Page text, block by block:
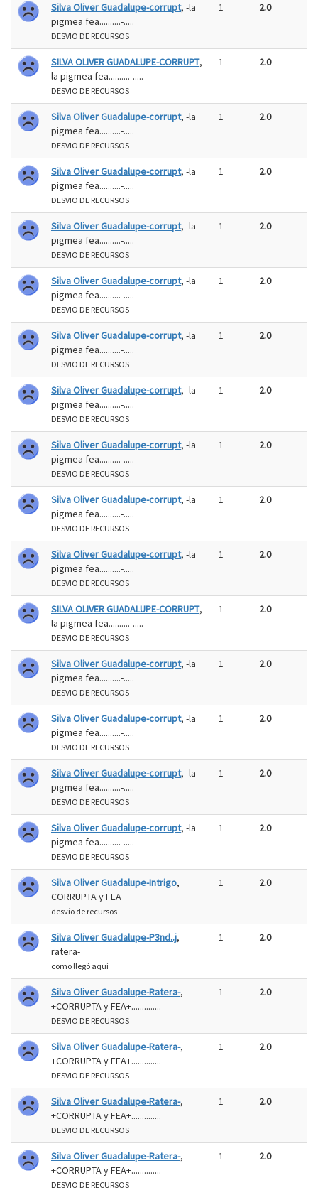
Silva Oliver Guadalupe-corrupt, -la
pigmea fea..........-.....
DESVIO DE RECURSOS
1 2.0
SILVA OLIVER GUADALUPE-CORRUPT, -
la pigmea fea..........-.....
DESVIO DE RECURSOS
1 2.0
Silva Oliver Guadalupe-corrupt, -la
pigmea fea..........-.....
DESVIO DE RECURSOS
1 2.0
Silva Oliver Guadalupe-corrupt, -la
pigmea fea..........-.....
DESVIO DE RECURSOS
1 2.0
Silva Oliver Guadalupe-corrupt, -la
pigmea fea..........-.....
DESVIO DE RECURSOS
1 2.0
Silva Oliver Guadalupe-corrupt, -la
pigmea fea..........-.....
DESVIO DE RECURSOS
1 2.0
Silva Oliver Guadalupe-corrupt, -la
pigmea fea..........-.....
DESVIO DE RECURSOS
1 2.0
Silva Oliver Guadalupe-corrupt, -la
pigmea fea..........-.....
DESVIO DE RECURSOS
1 2.0
Silva Oliver Guadalupe-corrupt, -la
pigmea fea..........-.....
DESVIO DE RECURSOS
1 2.0
Silva Oliver Guadalupe-corrupt, -la
pigmea fea..........-.....
DESVIO DE RECURSOS
1 2.0
Silva Oliver Guadalupe-corrupt, -la
pigmea fea..........-.....
DESVIO DE RECURSOS
1 2.0
SILVA OLIVER GUADALUPE-CORRUPT, -
la pigmea fea..........-.....
DESVIO DE RECURSOS
1 2.0
Silva Oliver Guadalupe-corrupt, -la
pigmea fea..........-.....
DESVIO DE RECURSOS
1 2.0
Silva Oliver Guadalupe-corrupt, -la
pigmea fea..........-.....
DESVIO DE RECURSOS
1 2.0
Silva Oliver Guadalupe-corrupt, -la
pigmea fea..........-.....
DESVIO DE RECURSOS
1 2.0
Silva Oliver Guadalupe-corrupt, -la
pigmea fea..........-.....
DESVIO DE RECURSOS
1 2.0
Silva Oliver Guadalupe-Intrigo,
CORRUPTA y FEA
desvío de recursos
1 2.0
Silva Oliver Guadalupe-P3nd..j,
ratera-
como llegó aqui
1 2.0
Silva Oliver Guadalupe-Ratera-,
+CORRUPTA y FEA+..............
DESVIO DE RECURSOS
1 2.0
Silva Oliver Guadalupe-Ratera-,
+CORRUPTA y FEA+..............
DESVIO DE RECURSOS
1 2.0
Silva Oliver Guadalupe-Ratera-,
+CORRUPTA y FEA+..............
DESVIO DE RECURSOS
1 2.0
Silva Oliver Guadalupe-Ratera-,
+CORRUPTA y FEA+..............
DESVIO DE RECURSOS
1 2.0